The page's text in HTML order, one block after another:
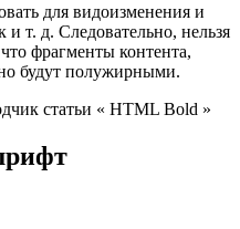
для видоизменения и
и т. д. Следовательно, нельзя
фрагменты контента,
будут полужирными.
статьи « HTML Bold »